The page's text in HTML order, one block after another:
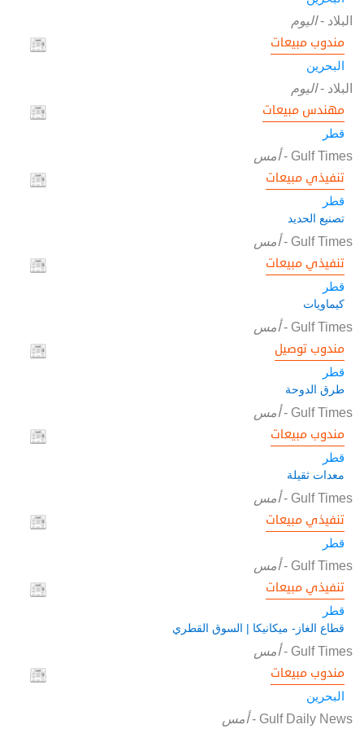
البلاد -اليوم
مندوب مبيعات
البحرين
البلاد -اليوم
مهندس مبيعات
قطر
Gulf Times
-أمس
تنفيذي مبيعات
قطر
تصنيع الحديد
Gulf Times
-أمس
تنفيذي مبيعات
قطر
كيماويات
Gulf Times
-أمس
مندوب توصيل
قطر
طرق الدوحة
Gulf Times
-أمس
مندوب مبيعات
قطر
معدات ثقيلة
Gulf Times
-أمس
تنفيذي مبيعات
قطر
Gulf Times
-أمس
تنفيذي مبيعات
قطر
قطاع الغاز- ميكانيكا | السوق القطري
Gulf Times
-أمس
مندوب مبيعات
البحرين
Gulf Daily News
-أمس